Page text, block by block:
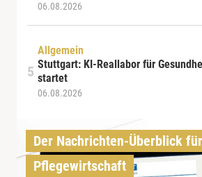
06.08.2026
Allgemein
Stuttgart: KI-Reallabor für
startet
06.08.2026
Der Nachrichten-Überblick
Pflegewirtschaft